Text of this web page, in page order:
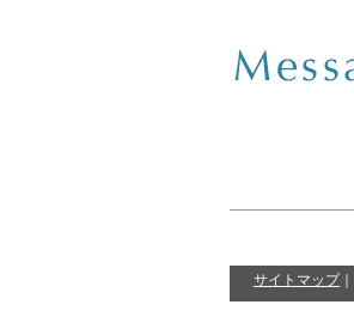
サイトマップ｜